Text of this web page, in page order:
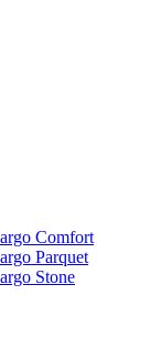
Comfort
Parquet
Stone